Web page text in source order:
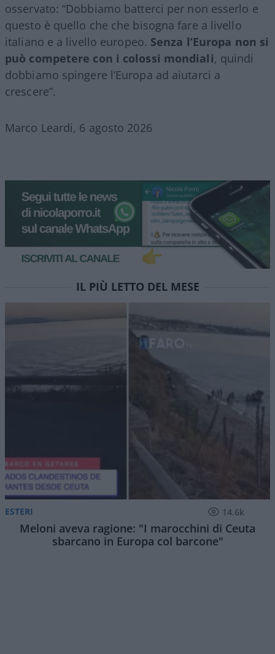
osservato: “Dobbiamo batterci per non esserlo e
questo è quello che che bisogna fare a livello
italiano e a livello europeo. Senza l’Europa non si
può competere con i colossi mondiali, quindi
dobbiamo spingere l’Europa ad aiutarci a
crescere”.
Marco Leardi, 6 agosto 2026
IL PIÙ LETTO DEL MESE
ESTERI 14.6k
Meloni aveva ragione: "I marocchini di Ceuta
sbarcano in Europa col barcone"